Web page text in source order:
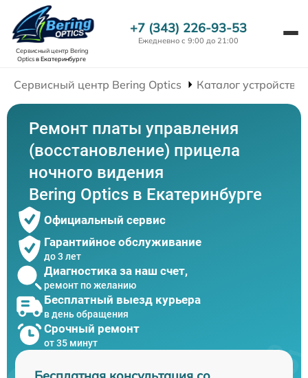
Сервисный центр Bering
Opticsв Екатеринбурге
+7 (343) 226-93-53
Ежедневно с 9:00 до 21:00
Сервисный центр Bering Optics Каталог устройств
Ремонт платы управления
(восстановление) прицела
ночного видения
Bering Optics в Екатеринбурге
Официальный сервис
Гарантийное обслуживание
до 3 лет
Диагностика за наш счет,
ремонт по желанию
Бесплатный выезд курьера
в день обращения
Срочный ремонт
от 35 минут